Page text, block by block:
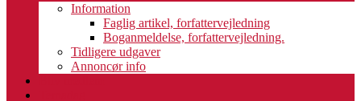
Information
Faglig artikel, forfattervejledning
Boganmeldelse, forfattervejledning.
Tidligere udgaver
Annoncør info